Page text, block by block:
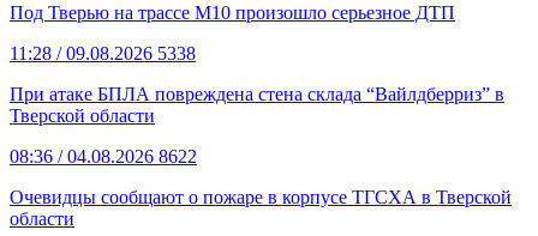
Под Тверью на трассе М10 произошло серьезное ДТП
11:28 / 09.08.2026 5338
При атаке БПЛА повреждена стена склада “Вайлдберриз” в
Тверской области
08:36 / 04.08.2026 8622
Очевидцы сообщают о пожаре в корпусе ТГСХА в Тверской
области